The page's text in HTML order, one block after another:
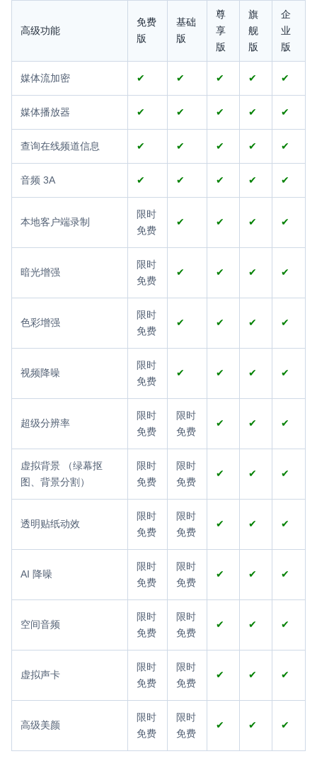
高级功能
免费
版
基础
版
尊
享
版
旗
舰
版
企
业
版
媒体流加密 ✔ ✔ ✔ ✔ ✔
媒体播放器 ✔ ✔ ✔ ✔ ✔
查询在线频道信息 ✔ ✔ ✔ ✔ ✔
音频 3A ✔ ✔ ✔ ✔ ✔
本地客户端录制
限时
免费
✔ ✔ ✔ ✔
暗光增强
限时
免费
✔ ✔ ✔ ✔
色彩增强
限时
免费
✔ ✔ ✔ ✔
视频降噪
限时
免费
✔ ✔ ✔ ✔
超级分辨率
限时
免费
限时
免费
✔ ✔ ✔
虚拟背景 （绿幕抠
图、背景分割）
限时
免费
限时
免费
✔ ✔ ✔
透明贴纸动效
限时
免费
限时
免费
✔ ✔ ✔
AI 降噪
限时
免费
限时
免费
✔ ✔ ✔
空间音频
限时
免费
限时
免费
✔ ✔ ✔
虚拟声卡
限时
免费
限时
免费
✔ ✔ ✔
高级美颜
限时
免费
限时
免费
✔ ✔ ✔